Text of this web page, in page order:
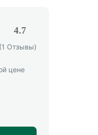
4.7
(1 Отзывы)
цене